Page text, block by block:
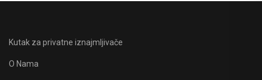
Kutak za privatne iznajmljivače
O Nama